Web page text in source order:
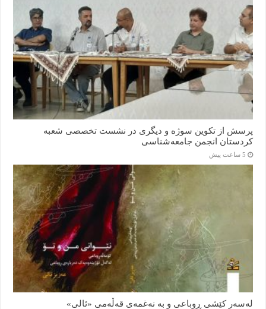
پرسش از تکوین سوژه و دیگری در نشست تخصصی شعبه
کردستان انجمن جامعه‌شناسی
5 ساعت پیش
لەسەر کێشی ڕوباعی و به نەغمەی قەڵەمی «ئالی»